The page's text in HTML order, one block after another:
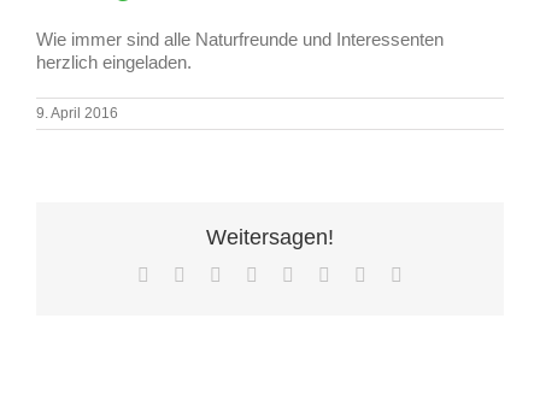
Wie immer sind alle Naturfreunde und Interessenten
herzlich eingeladen.
9. April 2016
Weitersagen!
Facebook Reddit LinkedIn
TumblrPinterest